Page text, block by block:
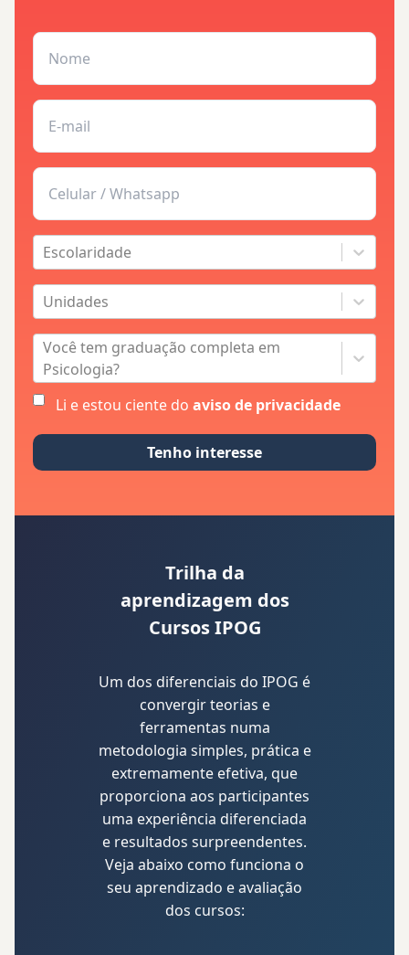
Escolaridade
Unidades
Você tem graduação completa em
Psicologia?
Li e estou ciente do aviso de privacidade
Tenho interesse
Trilha da
aprendizagem dos
Cursos IPOG
Um dos diferenciais do IPOG é
convergir teorias e
ferramentas numa
metodologia simples, prática e
extremamente efetiva, que
proporciona aos participantes
uma experiência diferenciada
e resultados surpreendentes.
Veja abaixo como funciona o
seu aprendizado e avaliação
dos cursos: